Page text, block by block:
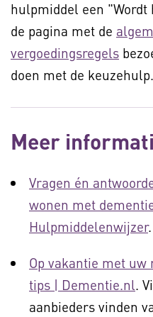
hulpmiddel een "Wordt
de pagina met de
vergoedingsregels
doen met de keuzehulp.
Meer
Vragen én
wonen met
Hulpmiddelenwijzer.
Op vakantie met
tips | Dementie.nl.
aanbieders vinden